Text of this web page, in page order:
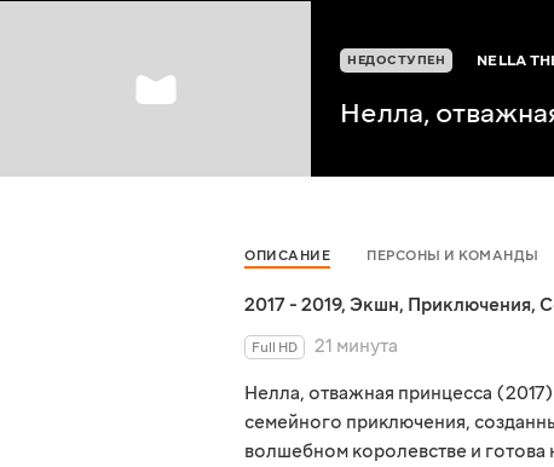
НЕДОСТУПЕН NELLA
Нелла,
ОПИСАНИЕ ПЕРСОНЫ И КОМАНДЫ
2017 - 2019, Экшн, Приключения,
Full HD
21 минута
Нелла, отважная принцесса
семейного приключения,
волшебном королевстве и